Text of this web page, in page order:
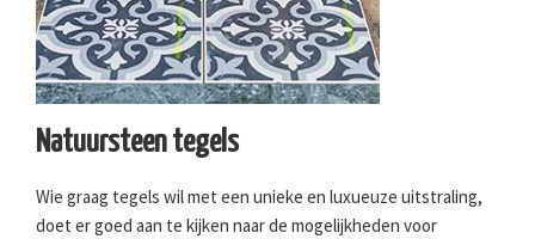
Natuursteen tegels
Wie graag tegels wil met een unieke en luxueuze uitstraling,
doet er goed aan te kijken naar de mogelijkheden voor